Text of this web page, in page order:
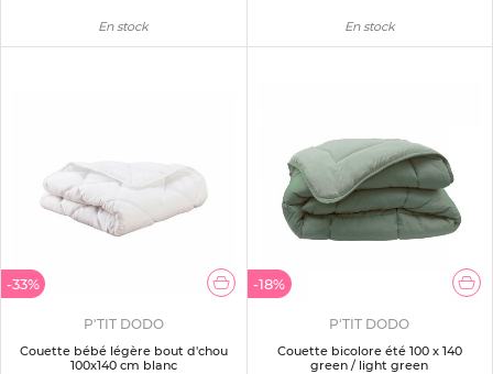
En stock En stock
-33%
P'TIT DODO
Couette bébé légère bout d'chou
100x140 cm blanc
-18%
P'TIT DODO
Couette bicolore été 100 x 140
green / light green